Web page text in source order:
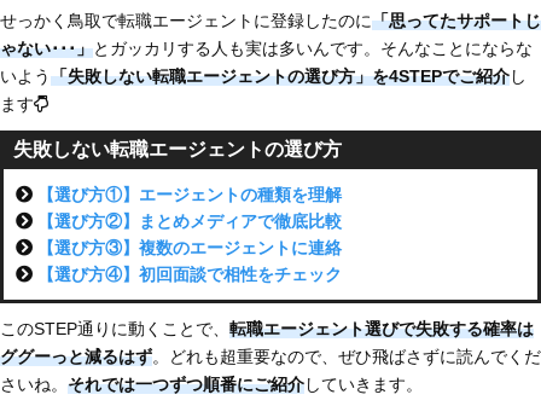
せっかく鳥取で転職エージェントに登録したのに「思ってたサポートじ
ゃない･･･」とガッカリする人も実は多いんです。そんなことにならな
いよう「失敗しない転職エージェントの選び方」を4STEPでご紹介し
ます
失敗しない転職エージェントの選び方
【選び方①】エージェントの種類を理解
【選び方②】まとめメディアで徹底比較
【選び方③】複数のエージェントに連絡
【選び方④】初回面談で相性をチェック
このSTEP通りに動くことで、 転職エージェント選びで失敗する確率は
ググーっと減るはず。どれも超重要なので、ぜひ飛ばさずに読んでくだ
さいね。 それでは一つずつ順番にご紹介していきます。